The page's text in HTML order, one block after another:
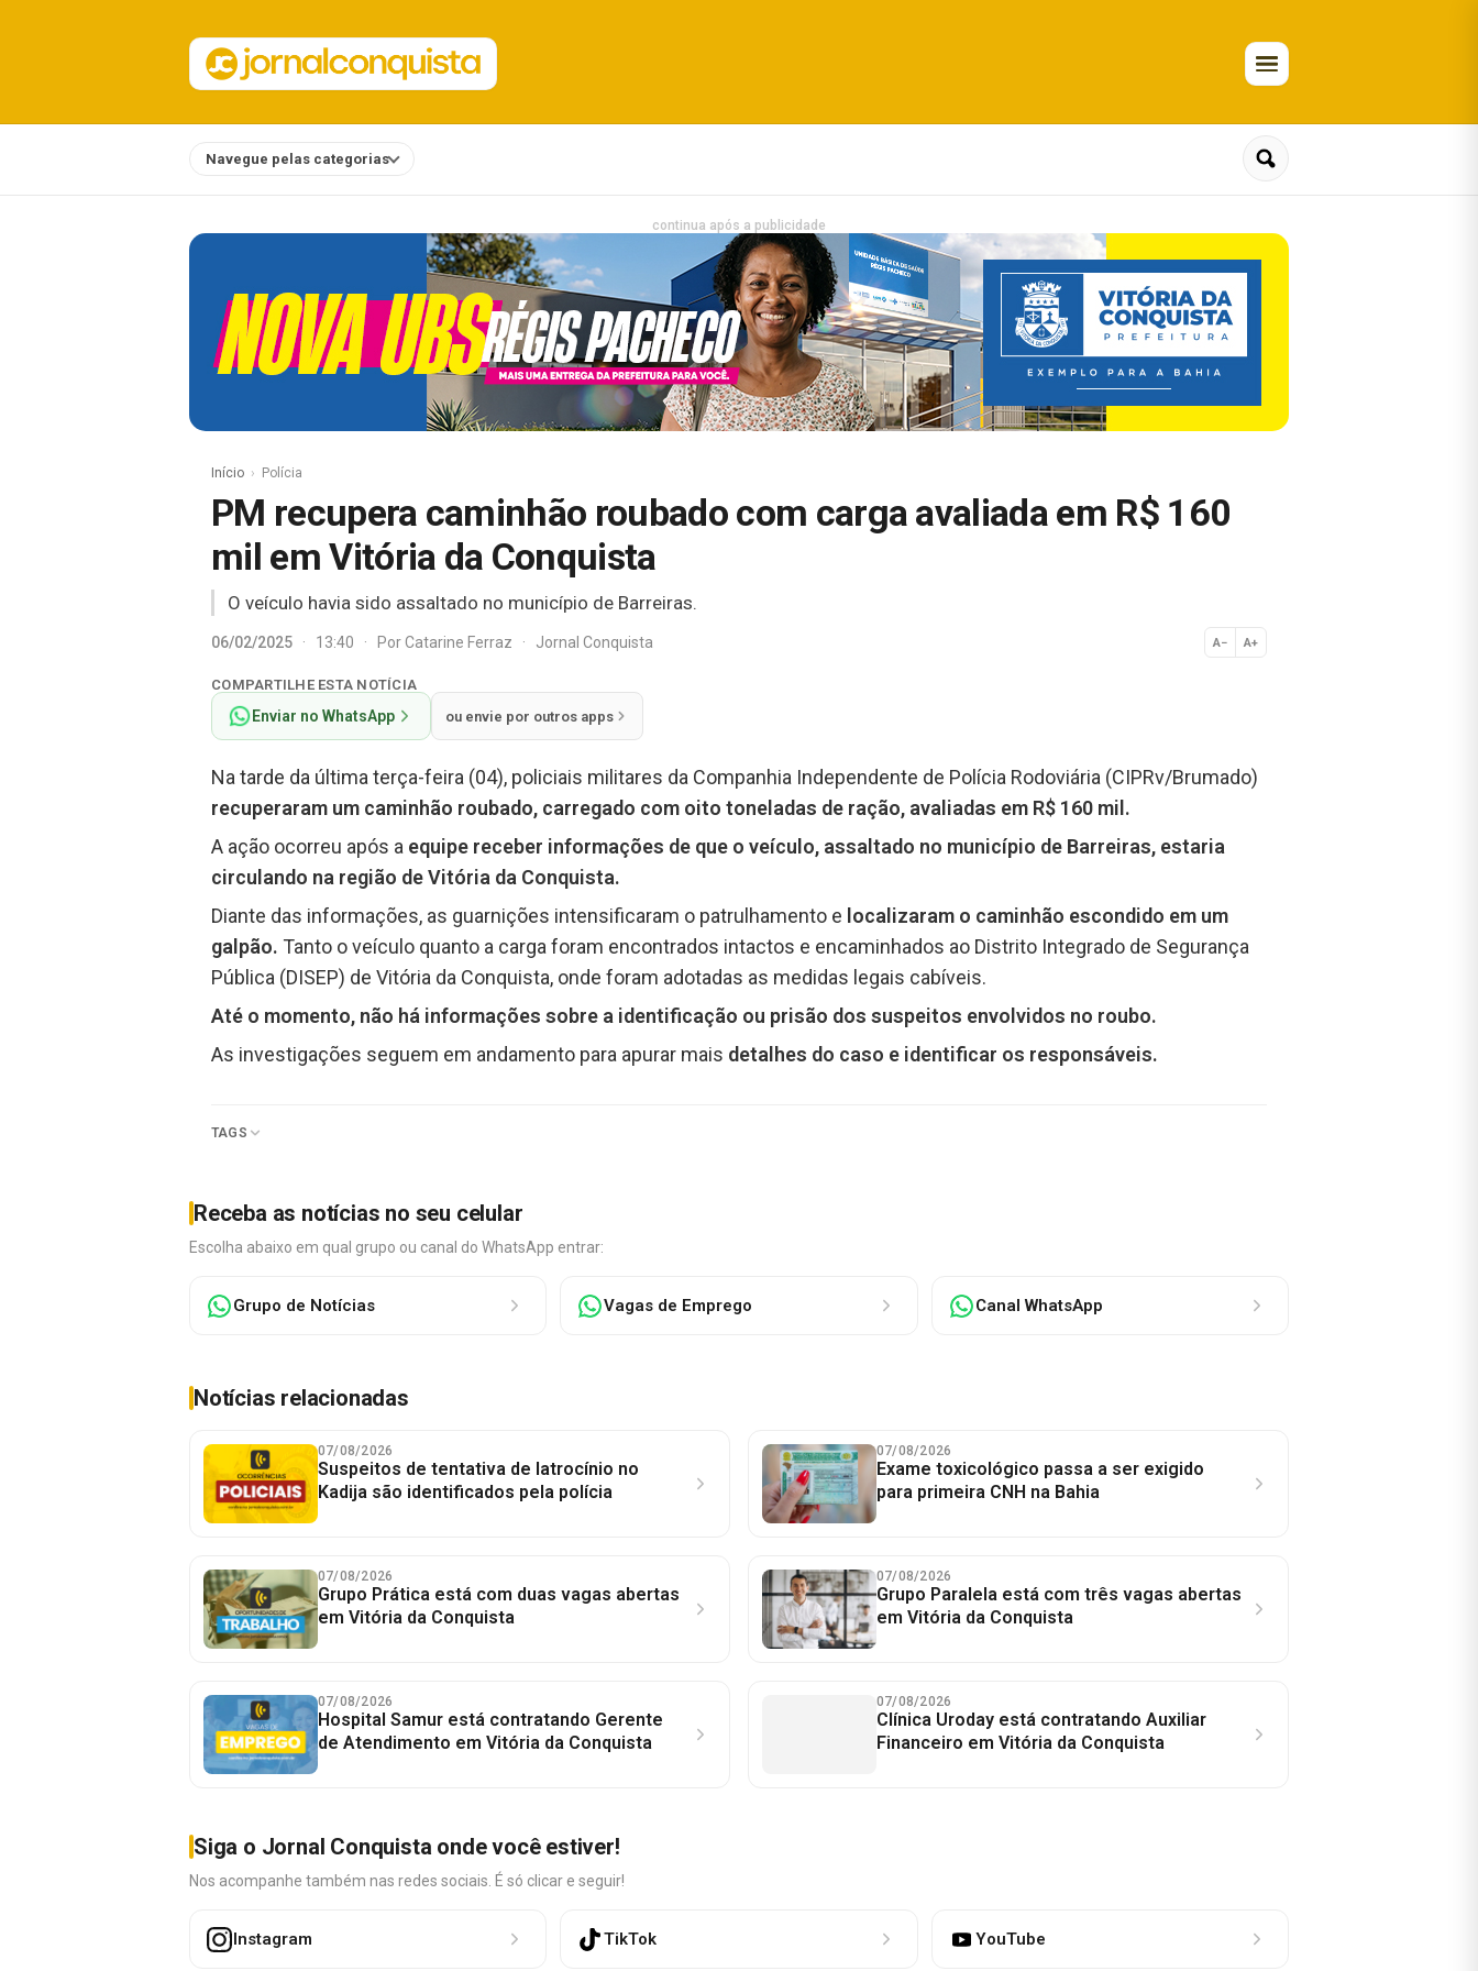
Navegue pelas categorias
continua após a publicidade
Início Polícia
PM recupera caminhão roubado com carga avaliada em R$ 160
mil em Vitória da Conquista
O veículo havia sido assaltado no município de Barreiras.
06/02/2025 · 13:40 · PorCatarine Ferraz · Jornal Conquista A− A+
Normal
COMPARTILHE ESTA NOTÍCIA
Enviar no WhatsApp ou envie por outros apps
Na tarde da última terça-feira (04), policiais militares da Companhia Independente de Polícia Rodoviária (CIPRv/Brumado)
recuperaram um caminhão roubado, carregado com oito toneladas de ração, avaliadas em R$ 160 mil.
A ação ocorreu após a equipe receber informações de que o veículo, assaltado no município de Barreiras, estaria
circulando na região de Vitória da Conquista.
Diante das informações, as guarnições intensificaram o patrulhamento e localizaram o caminhão escondido em um
galpão. Tanto o veículo quanto a carga foram encontrados intactos e encaminhados ao Distrito Integrado de Segurança
Pública (DISEP) de Vitória da Conquista, onde foram adotadas as medidas legais cabíveis.
Até o momento, não há informações sobre a identificação ou prisão dos suspeitos envolvidos no roubo.
As investigações seguem em andamento para apurar mais detalhes do caso e identificar os responsáveis.
TAGS
Receba as notícias no seu celular
Escolha abaixo em qual grupo ou canal do WhatsApp entrar:
Grupo de Notícias Vagas de Emprego Canal WhatsApp
Notícias relacionadas
07/08/2026
Suspeitos de tentativa de latrocínio no
Kadija são identificados pela polícia
07/08/2026
Exame toxicológico passa a ser exigido
para primeira CNH na Bahia
07/08/2026
Grupo Prática está com duas vagas abertas
em Vitória da Conquista
07/08/2026
Grupo Paralela está com três vagas abertas
em Vitória da Conquista
07/08/2026
Hospital Samur está contratando Gerente
de Atendimento em Vitória da Conquista
07/08/2026
Clínica Uroday está contratando Auxiliar
Financeiro em Vitória da Conquista
Siga o Jornal Conquista onde você estiver!
Nos acompanhe também nas redes sociais. É só clicar e seguir!
Instagram TikTok YouTube